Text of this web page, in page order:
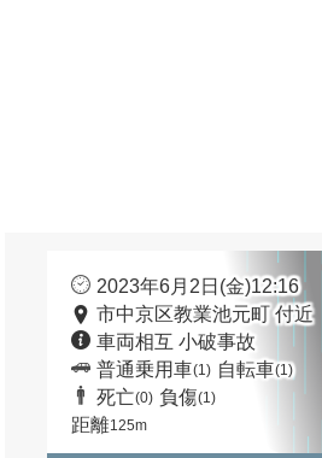
2023年6月2日(金)12:16
市中京区教業池元町 付近
車両相互 小破事故
普通乗用車(1) 自転車(1)
死亡(0) 負傷(1)
距離125m